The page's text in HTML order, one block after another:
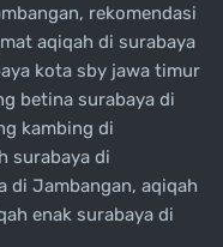
rekomendasi
aqiqah di surabaya
kota sby jawa timur
betina surabaya di
kambing di
surabaya di
di Jambangan, aqiqah
enak surabaya di